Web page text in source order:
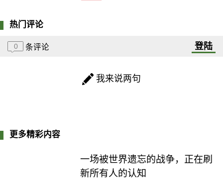
热门评论
0 条评论 登陆
我来说两句
更多精彩内容
一场被世界遗忘的战争，正在刷
新所有人的认知